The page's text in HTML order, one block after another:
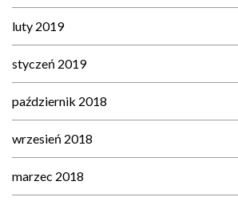
luty 2019
styczeń 2019
październik 2018
wrzesień 2018
marzec 2018